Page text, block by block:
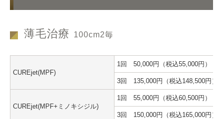
薄毛治療 100cm2毎
CUREjet(MPF)
1回 50,000円（税込55,000円）
3回 135,000円（税込148,500円）
CUREjet(MPF+ミノキシジル)
1回 55,000円（税込60,500円）
3回 150,000円（税込165,000円）